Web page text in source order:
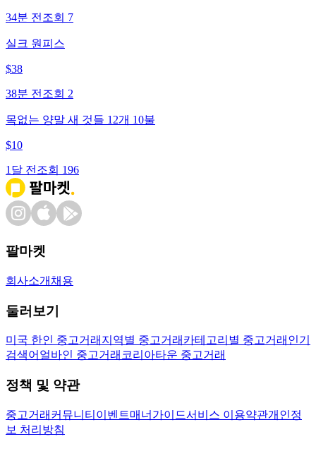
34분 전 조회 7
실크 원피스
$38
38분 전 조회 2
목없는 양말 새 것들 12개 10불
$10
1달 전 조회 196
팔마켓
회사소개 채용
둘러보기
미국 한인 중고거래 지역별 중고거래 카테고리별 중고거래 인기
검색어 얼바인 중고거래 코리아타운 중고거래
정책 및 약관
중고거래 커뮤니티 이벤트매너가이드서비스 이용약관개인정
보 처리방침